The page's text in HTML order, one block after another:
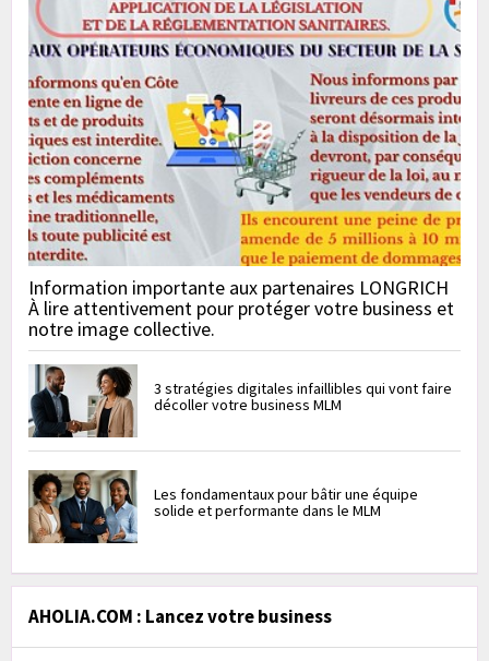
Information importante aux partenaires LONGRICH
À lire attentivement pour protéger votre business et
notre image collective.
3 stratégies digitales infaillibles qui vont faire
décoller votre business MLM
Les fondamentaux pour bâtir une équipe
solide et performante dans le MLM
AHOLIA.COM : Lancez votre business